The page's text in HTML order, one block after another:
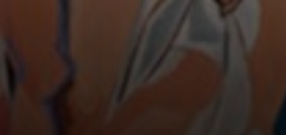
famosas
Picasso.